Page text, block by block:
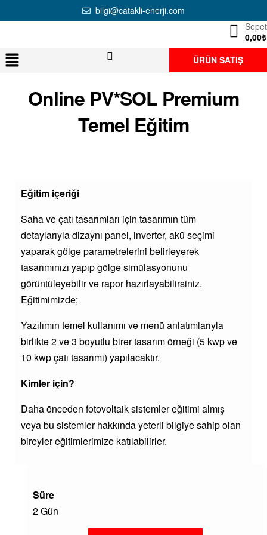
bilgi@catakli-enerji.com
Sepet
0,00₺
ÜRÜN SATIŞ
Online PV*SOL Premium
Temel Eğitim
Eğitim içeriği
Saha ve çatı tasarımları için tasarımın tüm
detaylarıyla dizaynı panel, inverter, akü seçimi
yaparak gölge parametrelerini belirleyerek
tasarımınızı yapıp gölge simülasyonunu
görüntüleyebilir ve rapor hazırlayabilirsiniz.
Eğitimimizde;
Yazılımın temel kullanımı ve menü anlatımlarıyla
birlikte 2 ve 3 boyutlu birer tasarım örneği (5 kwp ve
10 kwp çatı tasarımı) yapılacaktır.
Kimler için?
Daha önceden fotovoltaik sistemler eğitimi almış
veya bu sistemler hakkında yeterli bilgiye sahip olan
bireyler eğitimlerimize katılabilirler.
Süre
2 Gün